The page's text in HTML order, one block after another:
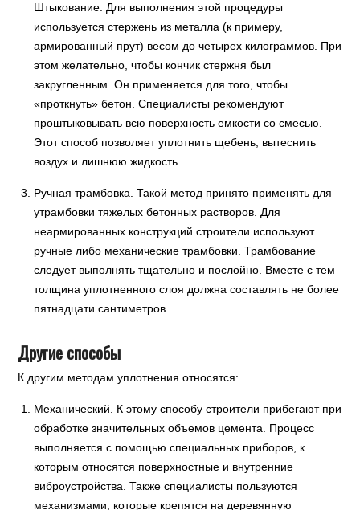
Штыкование. Для выполнения этой процедуры
используется стержень из металла (к примеру,
армированный прут) весом до четырех килограммов. При
этом желательно, чтобы кончик стержня был
закругленным. Он применяется для того, чтобы
«проткнуть» бетон. Специалисты рекомендуют
проштыковывать всю поверхность емкости со смесью.
Этот способ позволяет уплотнить щебень, вытеснить
воздух и лишнюю жидкость.
Ручная трамбовка. Такой метод принято применять для
утрамбовки тяжелых бетонных растворов. Для
неармированных конструкций строители используют
ручные либо механические трамбовки. Трамбование
следует выполнять тщательно и послойно. Вместе с тем
толщина уплотненного слоя должна составлять не более
пятнадцати сантиметров.
Другие способы
К другим методам уплотнения относятся:
Механический. К этому способу строители прибегают при
обработке значительных объемов цемента. Процесс
выполняется с помощью специальных приборов, к
которым относятся поверхностные и внутренние
виброустройства. Также специалисты пользуются
механизмами, которые крепятся на деревянную